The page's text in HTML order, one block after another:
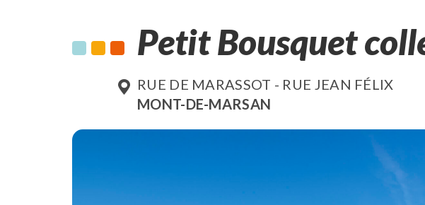
Petit Bousquet
RUE DE MARASSOT - RUE JEAN FÉLIX
MONT-DE-MARSAN